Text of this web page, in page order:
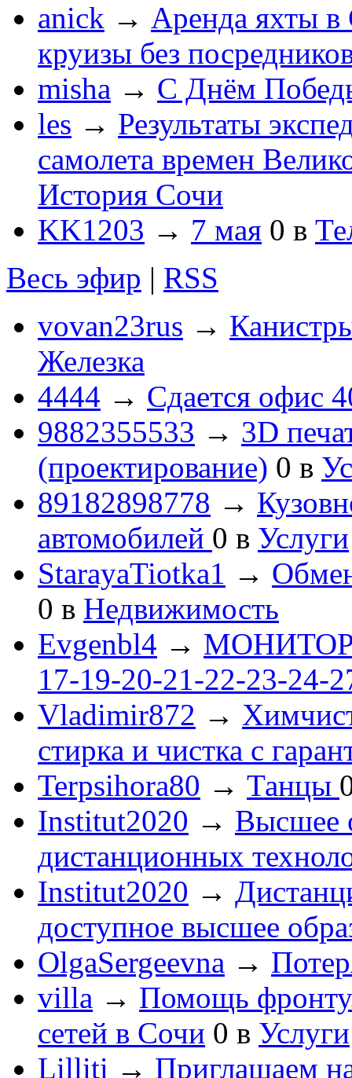
anick → Аренда яхты в
круизы без
misha → С Днём
les → Результаты
самолета времен
История Сочи
KK1203 → 7 мая 0 в
Весь эфир | RSS
vovan23rus →
Железка
4444 → Сдается офис
9882355533 → 3D
(проектирование) 0 в
89182898778 →
автомобилей 0 в Услуги
StarayaTiotka1 →
0 в Недвижимость
Evgenbl4 → МОНИТОРЫ
17-19-20-21-22-23-24-
Vladimir872 →
стирка и чистка с
Terpsihora80 → Танцы
Institut2020 → Высшее
дистанционных
Institut2020 →
доступное высшее
OlgaSergeevna →
villa → Помощь
сетей в Сочи 0 в Услуги
Lilliti → Приглашаем